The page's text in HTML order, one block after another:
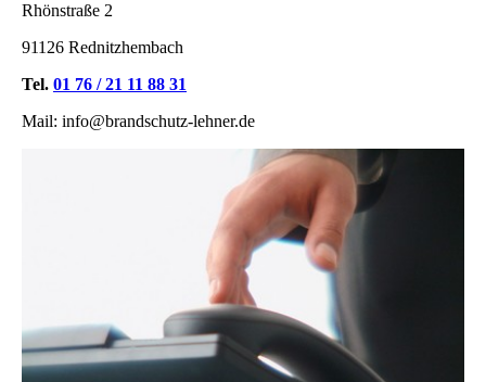
Rhönstraße 2
91126 Rednitzhembach
Tel. 01 76 / 21 11 88 31
Mail: info@brandschutz-lehner.de